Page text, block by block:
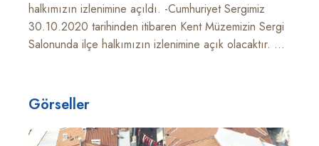
halkımızın izlenimine açıldı. -Cumhuriyet Sergimiz
30.10.2020 tarihinden itibaren Kent Müzemizin Sergi
Salonunda ilçe halkımızın izlenimine açık olacaktır. ...
Görseller